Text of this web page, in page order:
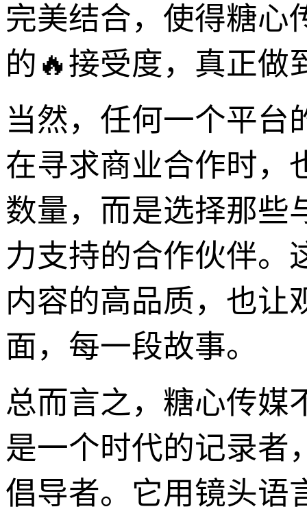
完美结合，使得糖心
的🔥接受度，真正做
当然，任何一个平台
在寻求商业合作时，
数量，而是选择那些
力支持的合作伙伴。
内容的高品质，也让
面，每一段故事。
总而言之，糖心传媒
是一个时代的记录者
倡导者。它用镜头语